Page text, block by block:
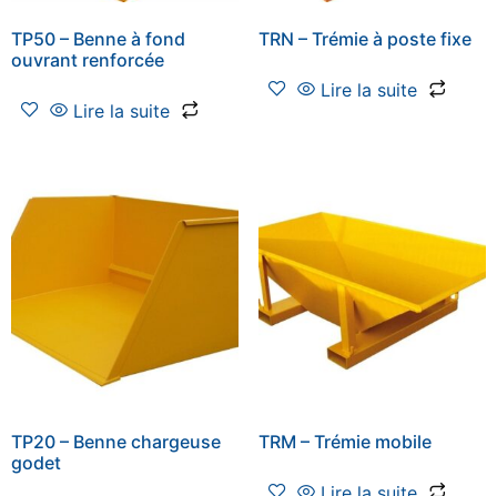
TP50 – Benne à fond
ouvrant renforcée
Lire la suite
TRN – Trémie à poste fixe
Lire la suite
TP20 – Benne chargeuse
godet
TRM – Trémie mobile